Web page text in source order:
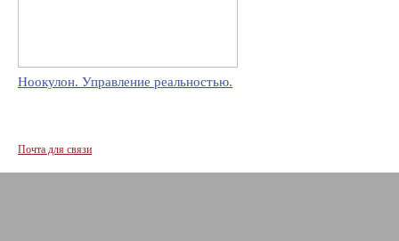
Ноокулон. Управление реальностью.
Почта для связи